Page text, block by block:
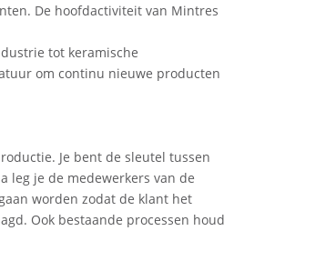
De hoofdactiviteit van Mintres
tot keramische
om continu nieuwe producten
Je bent de sleutel tussen
leg je de medewerkers van de
worden zodat de klant het
Ook bestaande processen houd